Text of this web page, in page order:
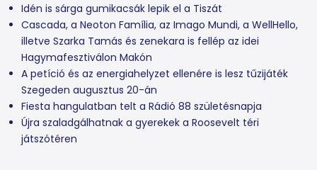
Idén is sárga gumikacsák lepik el a Tiszát
Cascada, a Neoton Família, az Imago Mundi, a WellHello,
illetve Szarka Tamás és zenekara is fellép az idei
Hagymafesztiválon Makón
A petíció és az energiahelyzet ellenére is lesz tűzijáték
Szegeden augusztus 20-án
Fiesta hangulatban telt a Rádió 88 születésnapja
Újra szaladgálhatnak a gyerekek a Roosevelt téri
játszótéren